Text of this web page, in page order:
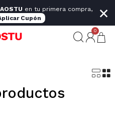
en tu primera compra,
Cupón ×
0